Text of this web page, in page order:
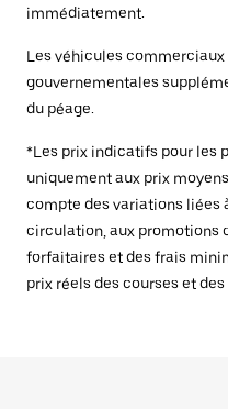
immédiatement.
Les véhicules
gouvernementales
du péage.
*Les prix indicatifs pour les
uniquement aux prix
compte des variations liées
circulation, aux promotions
forfaitaires et des frais
prix réels des courses et